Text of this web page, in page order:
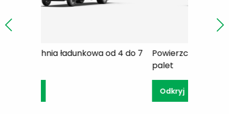
od 4 do 7
Powierzchnia ładunkowa od 8 do 9